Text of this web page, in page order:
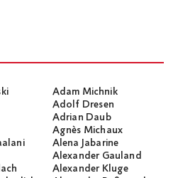
Adam Michnik
Adolf Dresen
Adrian Daub
Agnès Michaux
Alena Jabarine
Alexander Gauland
Alexander Kluge